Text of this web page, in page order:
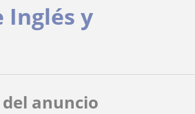
Inglés y
anuncio